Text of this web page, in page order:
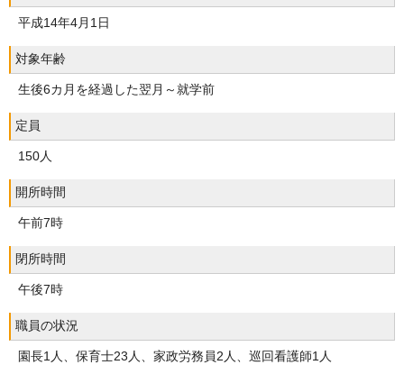
平成14年4月1日
対象年齢
生後6カ月を経過した翌月～就学前
定員
150人
開所時間
午前7時
閉所時間
午後7時
職員の状況
園長1人、保育士23人、家政労務員2人、巡回看護師1人